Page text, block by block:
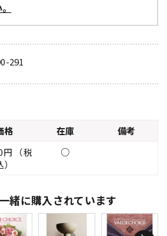
291
格 在庫
備考
円 （税
○
緒に購入されています